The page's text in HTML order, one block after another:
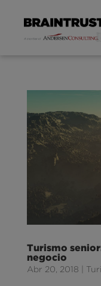
Turismo
negocio
Abr 20, 2018